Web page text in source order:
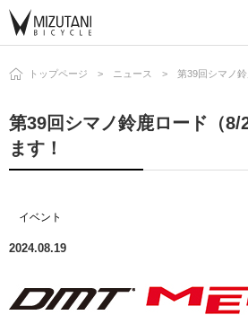
トップページ ニュース 第39回シマノ
第39回シマノ鈴鹿ロード（8/
ます！
イベント
2024.08.19